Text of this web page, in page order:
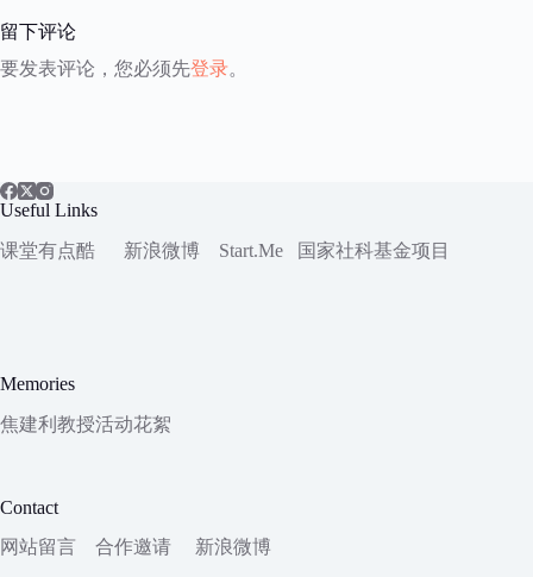
留下评论
要发表评论，您必须先登录。
Useful Links
课堂有点酷
新浪微博 Start.Me 国家社科基金项目
Memories
焦建利教授活动花絮
Contact
网站留言
合作邀请 新浪微博